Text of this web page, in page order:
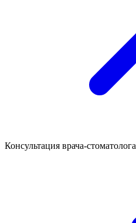
Консультация врача-стоматолога